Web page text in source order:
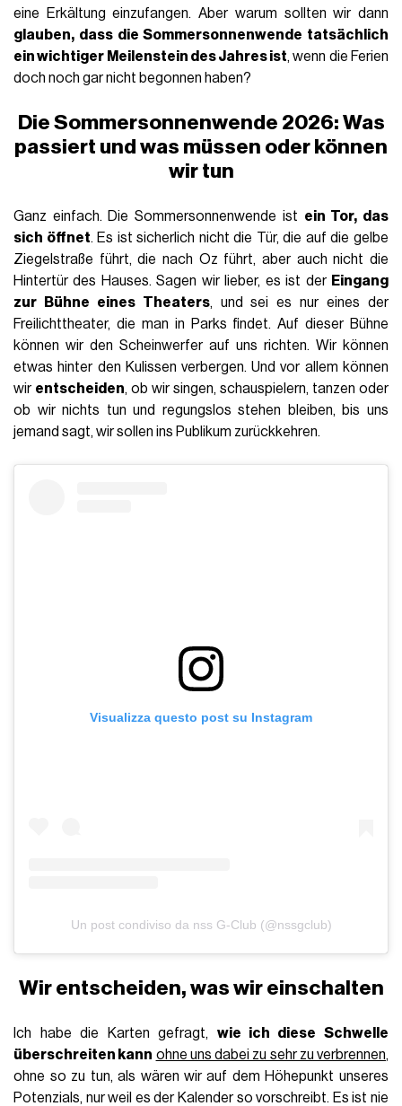
eine Erkältung einzufangen. Aber warum sollten wir dann
glauben, dass die Sommersonnenwende tatsächlich
ein wichtiger Meilenstein des Jahres ist, wenn die Ferien
doch noch gar nicht begonnen haben?
Die Sommersonnenwende 2026: Was
passiert und was müssen oder können
wir tun
Ganz einfach. Die Sommersonnenwende ist ein Tor, das
sich öffnet. Es ist sicherlich nicht die Tür, die auf die gelbe
Ziegelstraße führt, die nach Oz führt, aber auch nicht die
Hintertür des Hauses. Sagen wir lieber, es ist der Eingang
zur Bühne eines Theaters, und sei es nur eines der
Freilichttheater, die man in Parks findet. Auf dieser Bühne
können wir den Scheinwerfer auf uns richten. Wir können
etwas hinter den Kulissen verbergen. Und vor allem können
wir entscheiden, ob wir singen, schauspielern, tanzen oder
ob wir nichts tun und regungslos stehen bleiben, bis uns
jemand sagt, wir sollen ins Publikum zurückkehren.
Visualizza questo post su Instagram
Un post condiviso da nss G-Club (@nssgclub)
Wir entscheiden, was wir einschalten
Ich habe die Karten gefragt, wie ich diese Schwelle
überschreiten kann ohne uns dabei zu sehr zu verbrennen,
ohne so zu tun, als wären wir auf dem Höhepunkt unseres
Potenzials, nur weil es der Kalender so vorschreibt. Es ist nie